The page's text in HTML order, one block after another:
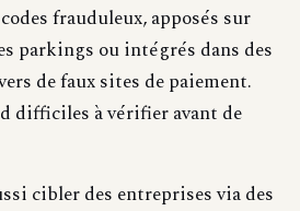
frauduleux, apposés sur
parkings ou intégrés dans des
de faux sites de paiement.
difficiles à vérifier avant de
cibler des entreprises via des